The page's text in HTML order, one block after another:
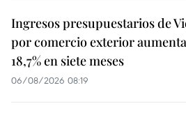
Ingresos presupuestarios de
por comercio exterior
18,7% en siete meses
06/08/2026 08:19